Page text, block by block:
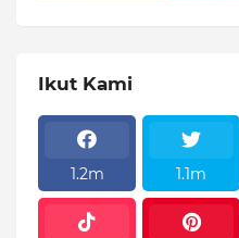
Ikut Kami
1.2m 1.1m